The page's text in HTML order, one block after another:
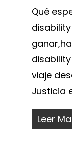
Qué
viaje
Justicia
Leer